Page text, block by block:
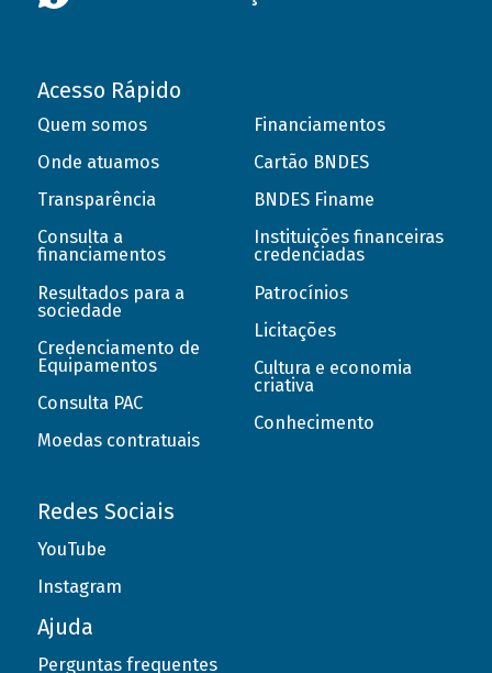
Acesso Rápido
Quem somos
Onde atuamos
Transparência
Consulta a
financiamentos
Resultados para a
sociedade
Credenciamento de
Equipamentos
Consulta PAC
Moedas contratuais
Financiamentos
Cartão BNDES
BNDES Finame
Instituições financeiras
credenciadas
Patrocínios
Licitações
Cultura e economia
criativa
Conhecimento
Redes Sociais
YouTube
Instagram
Ajuda
Perguntas frequentes